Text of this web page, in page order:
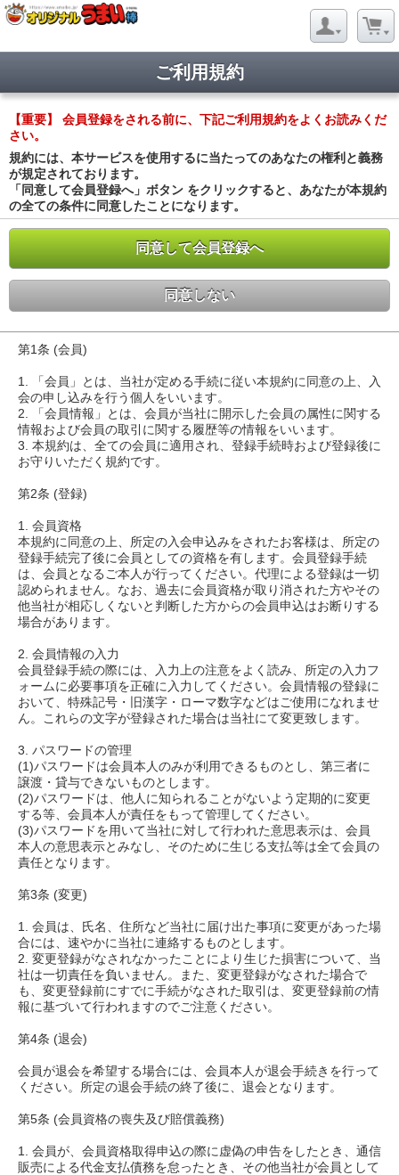
ご利用規約
【重要】 会員登録をされる前に、下記ご利用規約をよくお読みくだ
さい。
規約には、本サービスを使用するに当たってのあなたの権利と義務
が規定されております。
「同意して会員登録へ」ボタン をクリックすると、あなたが本規約
の全ての条件に同意したことになります。
同意して会員登録へ
同意しない
第1条 (会員)
1. 「会員」とは、当社が定める手続に従い本規約に同意の上、入
会の申し込みを行う個人をいいます。
2. 「会員情報」とは、会員が当社に開示した会員の属性に関する
情報および会員の取引に関する履歴等の情報をいいます。
3. 本規約は、全ての会員に適用され、登録手続時および登録後に
お守りいただく規約です。
第2条 (登録)
1. 会員資格
本規約に同意の上、所定の入会申込みをされたお客様は、所定の
登録手続完了後に会員としての資格を有します。会員登録手続
は、会員となるご本人が行ってください。代理による登録は一切
認められません。なお、過去に会員資格が取り消された方やその
他当社が相応しくないと判断した方からの会員申込はお断りする
場合があります。
2. 会員情報の入力
会員登録手続の際には、入力上の注意をよく読み、所定の入力フ
ォームに必要事項を正確に入力してください。会員情報の登録に
おいて、特殊記号・旧漢字・ローマ数字などはご使用になれませ
ん。これらの文字が登録された場合は当社にて変更致します。
3. パスワードの管理
(1)パスワードは会員本人のみが利用できるものとし、第三者に
譲渡・貸与できないものとします。
(2)パスワードは、他人に知られることがないよう定期的に変更
する等、会員本人が責任をもって管理してください。
(3)パスワードを用いて当社に対して行われた意思表示は、会員
本人の意思表示とみなし、そのために生じる支払等は全て会員の
責任となります。
第3条 (変更)
1. 会員は、氏名、住所など当社に届け出た事項に変更があった場
合には、速やかに当社に連絡するものとします。
2. 変更登録がなされなかったことにより生じた損害について、当
社は一切責任を負いません。また、変更登録がなされた場合で
も、変更登録前にすでに手続がなされた取引は、変更登録前の情
報に基づいて行われますのでご注意ください。
第4条 (退会)
会員が退会を希望する場合には、会員本人が退会手続きを行って
ください。所定の退会手続の終了後に、退会となります。
第5条 (会員資格の喪失及び賠償義務)
1. 会員が、会員資格取得申込の際に虚偽の申告をしたとき、通信
販売による代金支払債務を怠ったとき、その他当社が会員として